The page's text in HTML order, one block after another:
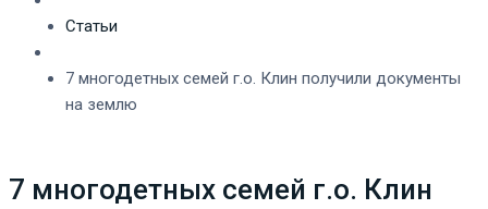
Статьи
7 многодетных семей г.о. Клин получили документы
на землю
7 многодетных семей г.о. Клин